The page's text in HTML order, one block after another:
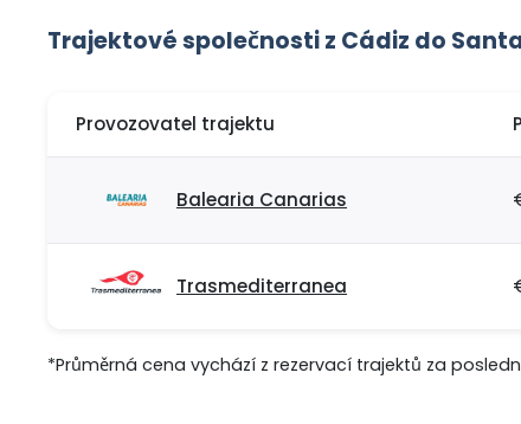
Trajektové společnosti z Cádiz do
Provozovatel trajektu
Balearia Canarias
Trasmediterranea
*Průměrná cena vychází z rezervací trajektů za